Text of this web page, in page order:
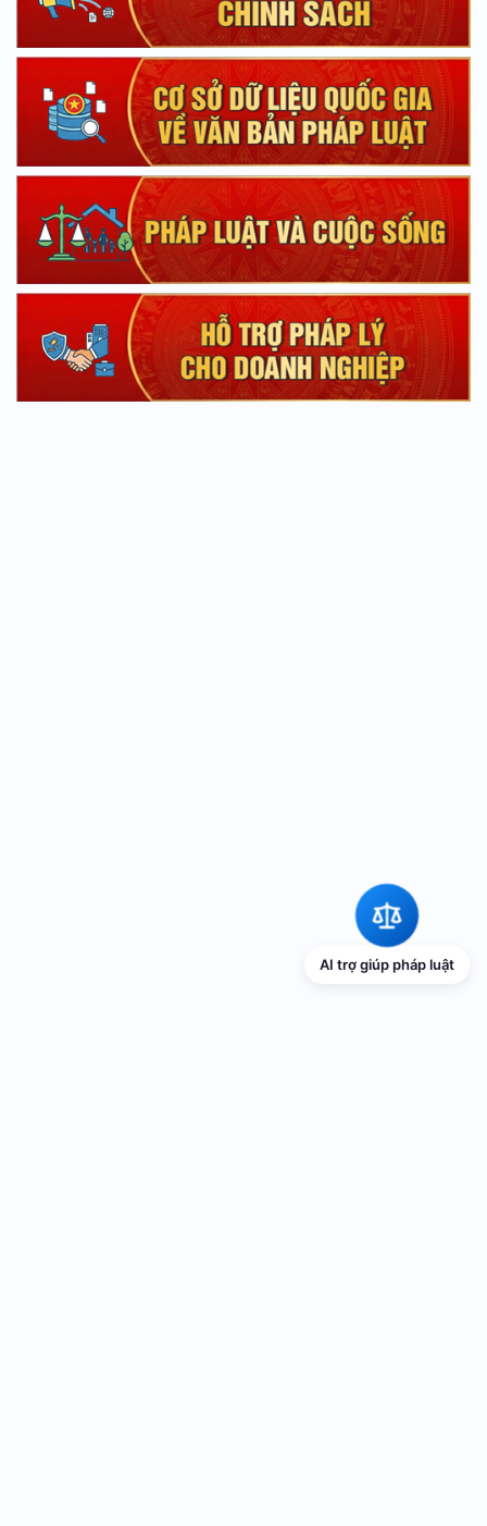
AI trợ giúp pháp luật